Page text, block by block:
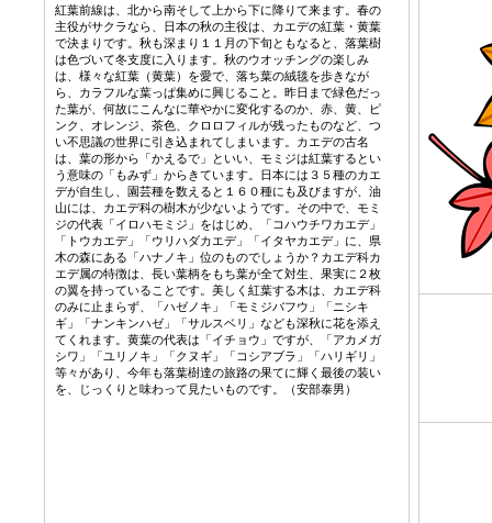
紅葉前線は、北から南そして上から下に降りて来ます。春の
主役がサクラなら、日本の秋の主役は、カエデの紅葉・黄葉
で決まりです。秋も深まり１１月の下旬ともなると、落葉樹
は色づいて冬支度に入ります。秋のウオッチングの楽しみ
は、様々な紅葉（黄葉）を愛で、落ち葉の絨毯を歩きなが
ら、カラフルな葉っぱ集めに興じること。昨日まで緑色だっ
た葉が、何故にこんなに華やかに変化するのか、赤、黄、ピ
ンク、オレンジ、茶色、クロロフィルが残ったものなど、つ
い不思議の世界に引き込まれてしまいます。カエデの古名
は、葉の形から「かえるで」といい、モミジは紅葉するとい
う意味の「もみず」からきています。日本には３５種のカエ
デが自生し、園芸種を数えると１６０種にも及びますが、油
山には、カエデ科の樹木が少ないようです。その中で、モミ
ジの代表「イロハモミジ」をはじめ、「コハウチワカエデ」
「トウカエデ」「ウリハダカエデ」「イタヤカエデ」に、県
木の森にある「ハナノキ」位のものでしょうか？カエデ科カ
エデ属の特徴は、長い葉柄をもち葉が全て対生、果実に２枚
の翼を持っていることです。美しく紅葉する木は、カエデ科
のみに止まらず、「ハゼノキ」「モミジバフウ」「ニシキ
ギ」「ナンキンハゼ」「サルスベリ」なども深秋に花を添え
てくれます。黄葉の代表は「イチョウ」ですが、「アカメガ
シワ」「ユリノキ」「クヌギ」「コシアブラ」「ハリギリ」
等々があり、今年も落葉樹達の旅路の果てに輝く最後の装い
を、じっくりと味わって見たいものです。
（安部泰男）